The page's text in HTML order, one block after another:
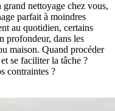
nettoyage chez vous,
parfait à moindres
au quotidien, certains
profondeur, dans les
maison. Quand procéder
se faciliter la tâche ?
contraintes ?